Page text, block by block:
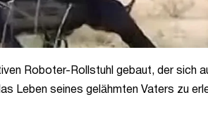
Roboter-Rollstuhl gebaut, der sich
Leben seines gelähmten Vaters zu